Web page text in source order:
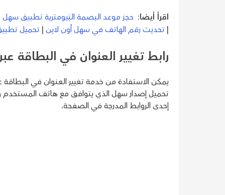
اقرأ أيضا: حجز موعد البصمة البَيومترية تطبيق سهل
| تحديث رقم الهاتف في سهل أون لاين | تحميل
رابط تغيير العنوان في البطاقة
يمكن الاستفادة من خدمة تغيير العنوان في البطاقة
تحميل إصدار سهل الذي يتوافق مع هاتف المستخدم
إحدى الروابط المدرجة في الصفحة.